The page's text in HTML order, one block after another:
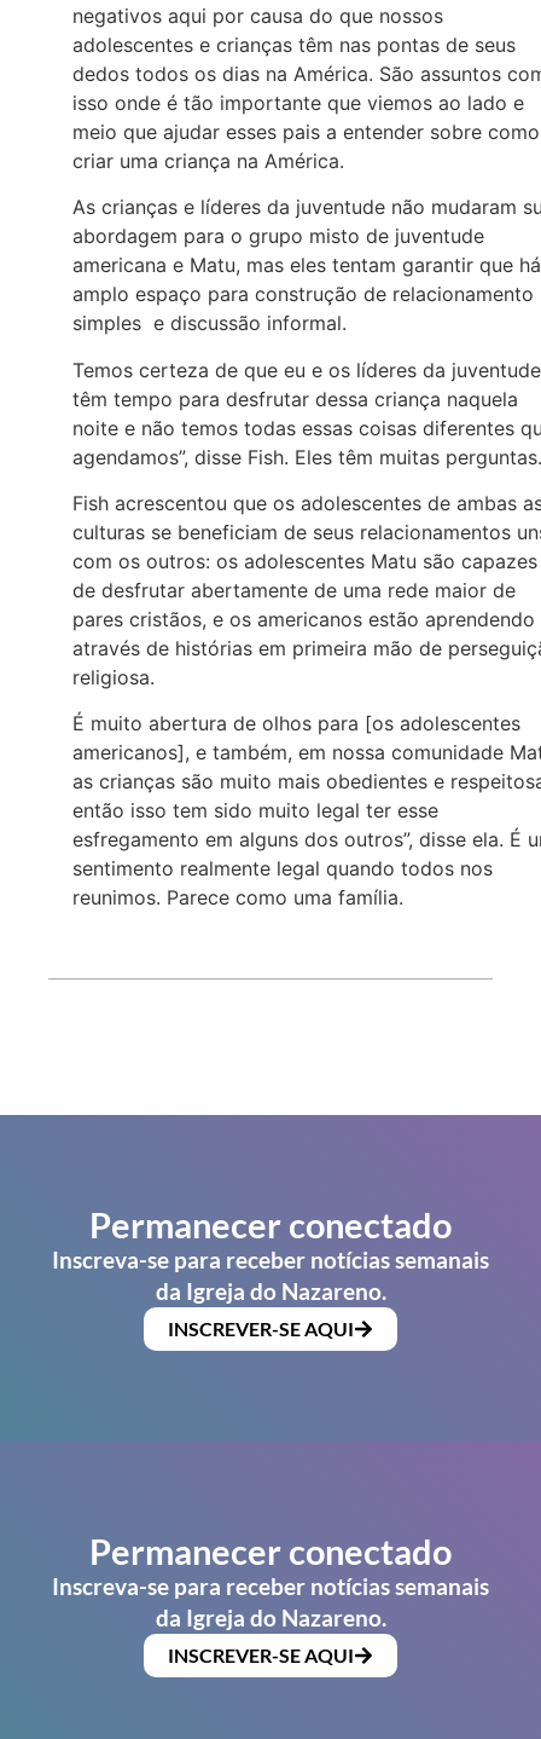
negativos aqui por causa do que nossos
adolescentes e crianças têm nas pontas de seus
dedos todos os dias na América. São assuntos
isso onde é tão importante que viemos ao lado e
meio que ajudar esses pais a entender sobre como
criar uma criança na América.
As crianças e líderes da juventude não mudaram
abordagem para o grupo misto de juventude
americana e Matu, mas eles tentam garantir que há
amplo espaço para construção de relacionamento
simples e discussão informal.
Temos certeza de que eu e os líderes da juventude
têm tempo para desfrutar dessa criança naquela
noite e não temos todas essas coisas diferentes
agendamos”, disse Fish. Eles têm muitas perguntas.
Fish acrescentou que os adolescentes de ambas
culturas se beneficiam de seus relacionamentos
com os outros: os adolescentes Matu são capazes
de desfrutar abertamente de uma rede maior de
pares cristãos, e os americanos estão aprendendo
através de histórias em primeira mão de
religiosa.
É muito abertura de olhos para [os adolescentes
americanos], e também, em nossa comunidade
as crianças são muito mais obedientes e
então isso tem sido muito legal ter esse
esfregamento em alguns dos outros”, disse ela. É
sentimento realmente legal quando todos nos
reunimos. Parece como uma família.
Permanecer conectado
Inscreva-se para receber notícias semanais
da Igreja do Nazareno.
INSCREVER-SE AQUI
Permanecer conectado
Inscreva-se para receber notícias semanais
da Igreja do Nazareno.
INSCREVER-SE AQUI